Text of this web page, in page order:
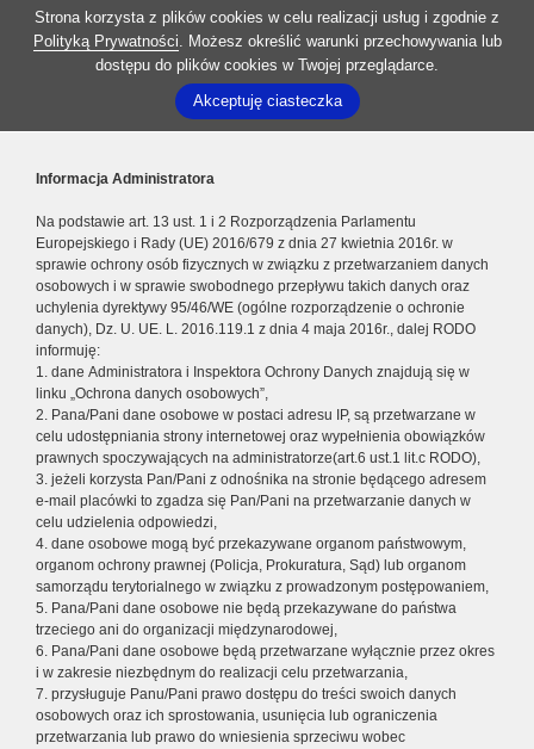
Strona korzysta z plików cookies w celu realizacji usług i zgodnie z
Polityką Prywatności. Możesz określić warunki przechowywania lub
dostępu do plików cookies w Twojej przeglądarce.
Akceptuję ciasteczka
Informacja Administratora
Na podstawie art. 13 ust. 1 i 2 Rozporządzenia Parlamentu
Europejskiego i Rady (UE) 2016/679 z dnia 27 kwietnia 2016r. w
sprawie ochrony osób fizycznych w związku z przetwarzaniem danych
osobowych i w sprawie swobodnego przepływu takich danych oraz
uchylenia dyrektywy 95/46/WE (ogólne rozporządzenie o ochronie
danych), Dz. U. UE. L. 2016.119.1 z dnia 4 maja 2016r., dalej RODO
informuję:
1. dane Administratora i Inspektora Ochrony Danych znajdują się w
linku „Ochrona danych osobowych”,
2. Pana/Pani dane osobowe w postaci adresu IP, są przetwarzane w
celu udostępniania strony internetowej oraz wypełnienia obowiązków
prawnych spoczywających na administratorze(art.6 ust.1 lit.c RODO),
3. jeżeli korzysta Pan/Pani z odnośnika na stronie będącego adresem
e-mail placówki to zgadza się Pan/Pani na przetwarzanie danych w
celu udzielenia odpowiedzi,
4. dane osobowe mogą być przekazywane organom państwowym,
organom ochrony prawnej (Policja, Prokuratura, Sąd) lub organom
samorządu terytorialnego w związku z prowadzonym postępowaniem,
5. Pana/Pani dane osobowe nie będą przekazywane do państwa
trzeciego ani do organizacji międzynarodowej,
6. Pana/Pani dane osobowe będą przetwarzane wyłącznie przez okres
i w zakresie niezbędnym do realizacji celu przetwarzania,
7. przysługuje Panu/Pani prawo dostępu do treści swoich danych
osobowych oraz ich sprostowania, usunięcia lub ograniczenia
przetwarzania lub prawo do wniesienia sprzeciwu wobec